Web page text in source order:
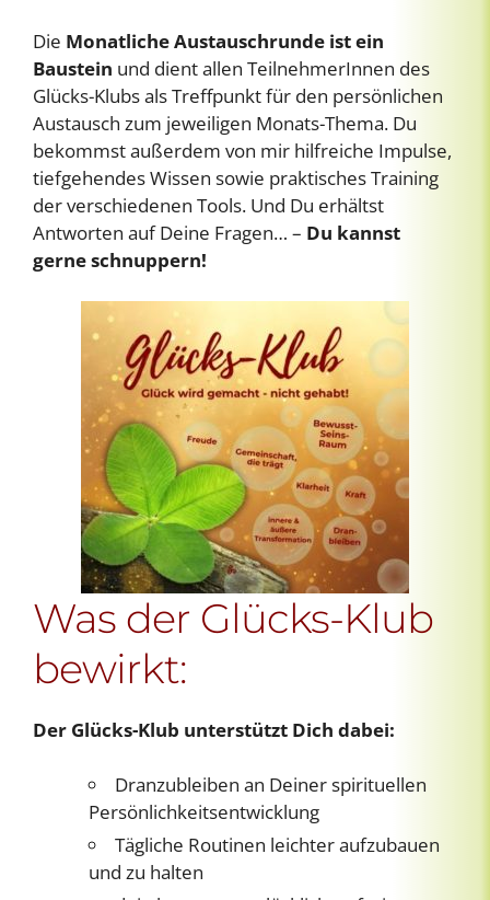
Die Monatliche Austauschrunde ist ein
Baustein und dient allen TeilnehmerInnen des
Glücks-Klubs als Treffpunkt für den persönlichen
Austausch zum jeweiligen Monats-Thema. Du
bekommst außerdem von mir hilfreiche Impulse,
tiefgehendes Wissen sowie praktisches Training
der verschiedenen Tools. Und Du erhältst
Antworten auf Deine Fragen… – Du kannst
gerne schnuppern!
Was der Glücks-Klub
bewirkt:
Der Glücks-Klub unterstützt Dich dabei:
Dranzubleiben an Deiner spirituellen
Persönlichkeitsentwicklung
Tägliche Routinen leichter aufzubauen
und zu halten